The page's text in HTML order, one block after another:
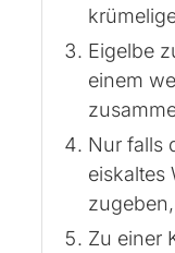
Eigelbe
einem
Nur falls
eiskaltes
Zu einer